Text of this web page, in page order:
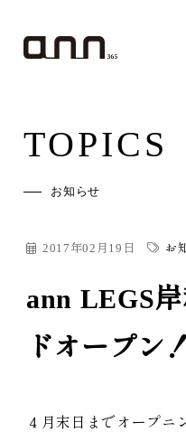
TOPICS
お知らせ
2017年02月19日 お
ann LEGS
ドオープン！
４月末日までオープニ